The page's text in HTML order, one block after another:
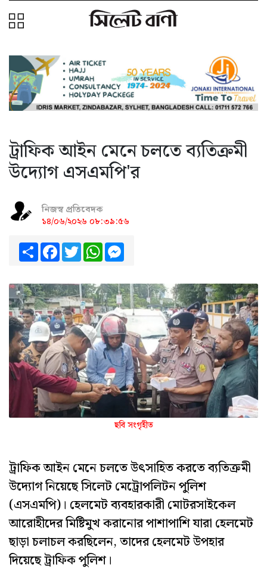
ট্রাফিক আইন মেনে চলতে ব্যতিক্রমী
উদ্যোগ এসএমপি'র
নিজস্ব প্রতিবেদক
১৪/০৬/২০২৬ ০৮:৩৯:৫৬
ShareFacebook
TwitterWhatsApp
ছবি সংগৃহীত
ট্রাফিক আইন মেনে চলতে উৎসাহিত করতে ব্যতিক্রমী
উদ্যোগ নিয়েছে সিলেট মেট্রোপলিটন পুলিশ
(এসএমপি)। হেলমেট ব্যবহারকারী মোটরসাইকেল
আরোহীদের মিষ্টিমুখ করানোর পাশাপাশি যারা হেলমেট
ছাড়া চলাচল করছিলেন, তাদের হেলমেট উপহার
দিয়েছে ট্রাফিক পুলিশ।